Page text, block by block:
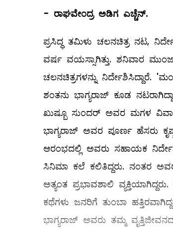
- ರಾಘವೇಂದ್ರ ಅಡಿಗ ಎಚ್ಚೆನ್.
ಪ್ರಸಿದ್ಧ ತಮಿಳು ಚಲನಚಿತ್ರ ನಟ,
ವರ್ಷ ವಯಸ್ಸಾಗಿತ್ತು. ಶನಿವಾರ
ಚಲನಚಿತ್ರಗಳನ್ನು
ಶಂತನು ಭಾಗ್ಯರಾಜ್ ಕೂಡ
ಖುಷ್ಬೂ ಸುಂದರ್ ಅವರ ಮಗಳ
ಭಾಗ್ಯರಾಜ್ ಅವರ ಪೂರ್ಣ ಹೆಸರು
ಆರಂಭದಲ್ಲಿ ಅವರು ಸಹಾಯಕ
ಸಿನಿಮಾ ಕಲೆ ಕಲಿತಿದ್ದರು. ನಂತರ
ಅತ್ಯಂತ ಪ್ರಭಾವಶಾಲಿ
ಕಥೆಗಳು ಜನರಿಗೆ ತುಂಬಾ
ಭಾಗ್ಯರಾಜ್ ಅವರು ತಮ್ಮ